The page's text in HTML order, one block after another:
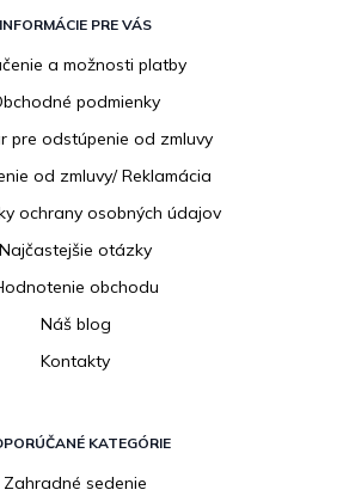
INFORMÁCIE PRE VÁS
a možnosti platby
podmienky
pre odstúpenie od zmluvy
od zmluvy/ Reklamácia
ochrany osobných údajov
Najčastejšie otázky
obchodu
Náš blog
Kontakty
KATEGÓRIE
Zahradné sedenie